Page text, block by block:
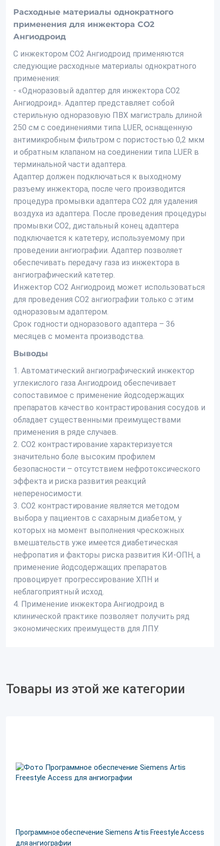
Расходные материалы однократного
применения для инжектора СО2
Ангиодроид
С инжектором СО2 Ангиодроид применяются
следующие расходные материалы однократного
применения:
- «Одноразовый адаптер для инжектора СО2
Ангиодроид». Адаптер представляет собой
стерильную одноразовую ПВХ магистраль длиной
250 см с соединениями типа LUER, оснащенную
антимикробным фильтром с пористостью 0,2 мкм
и обратным клапаном на соединении типа LUER в
терминальной части адаптера.
Адаптер должен подключаться к выходному
разъему инжектора, после чего производится
процедура промывки адаптера СО2 для удаления
воздуха из адаптера. После проведения процедуры
промывки СО2, дистальный конец адаптера
подключается к катетеру, используемому при
проведении ангиографии. Адаптер позволяет
обеспечивать передачу газа из инжектора в
ангиографический катетер.
Инжектор СО2 Ангиодроид может использоваться
для проведения СО2 ангиографии только с этим
одноразовым адаптером.
Срок годности одноразового адаптера – 36
месяцев с момента производства.
Выводы
1. Автоматический ангиографический инжектор
углекислого газа Ангиодроид обеспечивает
сопоставимое с применение йодсодержащих
препаратов качество контрастирования сосудов и
обладает существенными преимуществами
применения в ряде случаев.
2. СО2 контрастирование характеризуется
значительно боле высоким профилем
безопасности – отсутствием нефротоксического
эффекта и риска развития реакций
непереносимости.
3. СО2 контрастирование является методом
выбора у пациентов с сахарным диабетом, у
которых на момент выполнения чрескожных
вмешательств уже имеется диабетическая
нефропатия и факторы риска развития КИ-ОПН, а
применение йодсодержащих препаратов
провоцирует прогрессирование ХПН и
неблагоприятный исход.
4. Применение инжектора Ангиодроид в
клинической практике позволяет получить ряд
экономических преимуществ для ЛПУ.
Товары из этой же категории
Программное обеспечение Siemens Artis Freestyle Access
для ангиографии